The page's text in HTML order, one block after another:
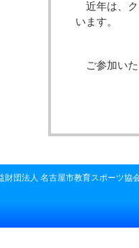
近年は、
います。
ご参加い
財団法人 名古屋市教育スポーツ協